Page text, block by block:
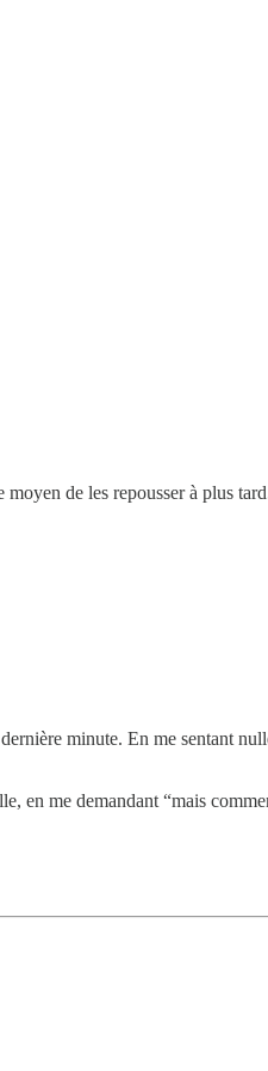
de les repousser à plus
minute. En me sentant
en me demandant “mais